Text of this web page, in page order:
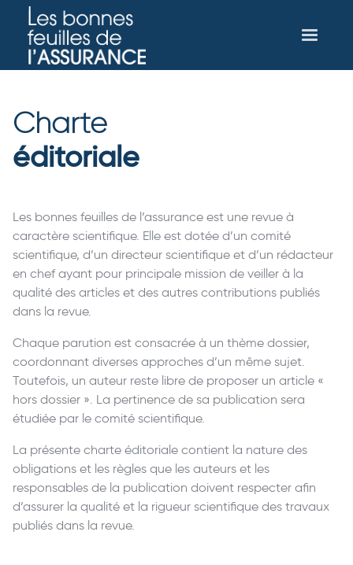
Charte
éditoriale
Les bonnes feuilles de l’assurance est une revue à
caractère scientifique. Elle est dotée d’un comité
scientifique, d’un directeur scientifique et d’un rédacteur
en chef ayant pour principale mission de veiller à la
qualité des articles et des autres contributions publiés
dans la revue.
Chaque parution est consacrée à un thème dossier,
coordonnant diverses approches d’un même sujet.
Toutefois, un auteur reste libre de proposer un article «
hors dossier ». La pertinence de sa publication sera
étudiée par le comité scientifique.
La présente charte éditoriale contient la nature des
obligations et les règles que les auteurs et les
responsables de la publication doivent respecter afin
d’assurer la qualité et la rigueur scientifique des travaux
publiés dans la revue.